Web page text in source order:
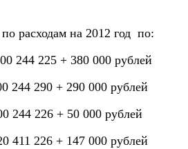
расходам на 2012 год по:
244 225 + 380 000 рублей
244 290 + 290 000 рублей
244 226 + 50 000 рублей
411 226 + 147 000 рублей